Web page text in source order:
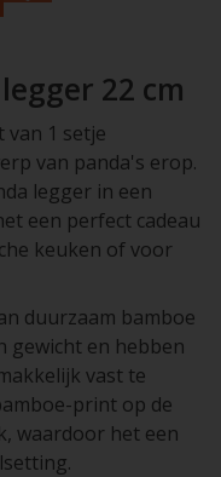
22 cm
van 1 setje
van panda's erop.
legger in een
een perfect cadeau
keuken of voor
duurzaam bamboe
gewicht en hebben
vast te
print op de
waardoor het een